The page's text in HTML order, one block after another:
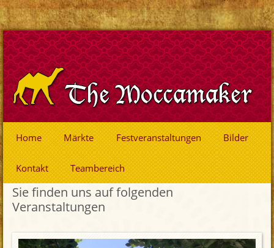
Home Märkte Festveranstaltungen Bilder
Kontakt Teambereich
Sie finden uns auf folgenden
Veranstaltungen